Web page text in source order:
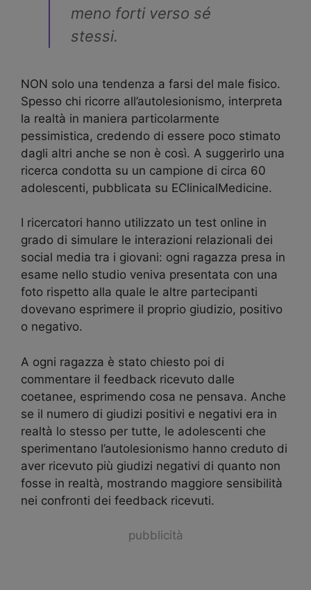
meno forti verso sé
stessi.
NON solo una tendenza a farsi del male fisico.
Spesso chi ricorre all’autolesionismo, interpreta
la realtà in maniera particolarmente
pessimistica, credendo di essere poco stimato
dagli altri anche se non è così. A suggerirlo una
ricerca condotta su un campione di circa 60
adolescenti, pubblicata su EClinicalMedicine.
I ricercatori hanno utilizzato un test online in
grado di simulare le interazioni relazionali dei
social media tra i giovani: ogni ragazza presa in
esame nello studio veniva presentata con una
foto rispetto alla quale le altre partecipanti
dovevano esprimere il proprio giudizio, positivo
o negativo.
A ogni ragazza è stato chiesto poi di
commentare il feedback ricevuto dalle
coetanee, esprimendo cosa ne pensava. Anche
se il numero di giudizi positivi e negativi era in
realtà lo stesso per tutte, le adolescenti che
sperimentano l’autolesionismo hanno creduto di
aver ricevuto più giudizi negativi di quanto non
fosse in realtà, mostrando maggiore sensibilità
nei confronti dei feedback ricevuti.
pubblicità